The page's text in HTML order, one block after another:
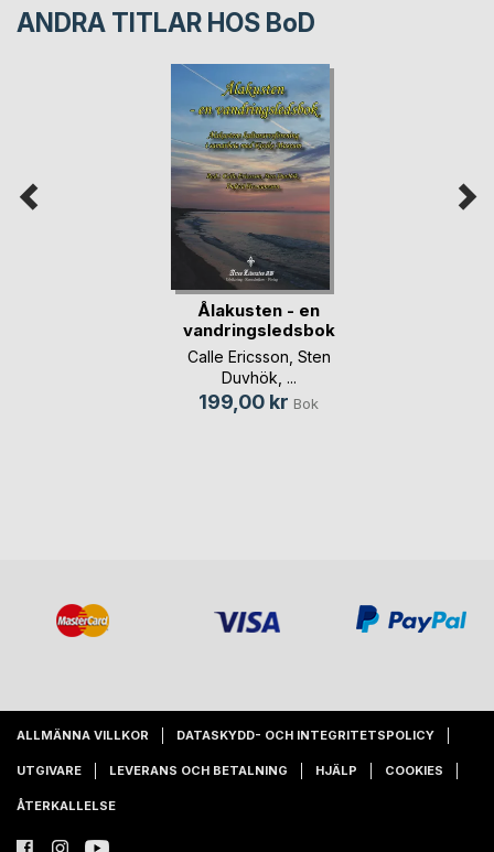
ANDRA TITLAR HOS BoD
Ålakusten - en
vandringsledsbok
Calle Ericsson Sten
Duvhök , ...
199,00 kr Bok
ALLMÄNNA VILLKOR DATASKYDD- OCH INTEGRITETSPOLICY
UTGIVARE LEVERANS OCH BETALNING HJÄLP COOKIES
ÅTERKALLELSE